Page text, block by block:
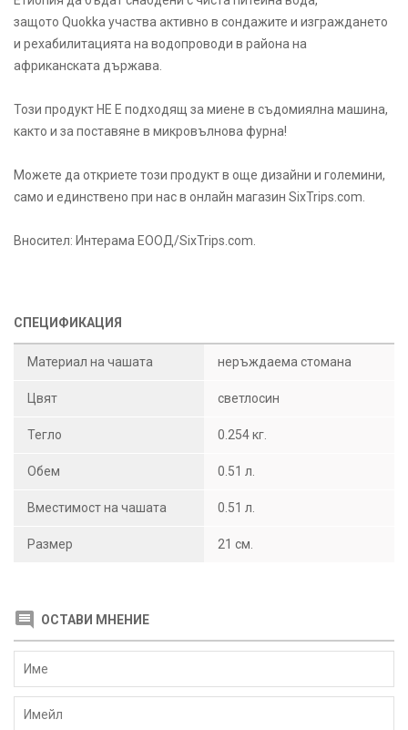
защото Quokka участва активно в сондажите и изграждането
и рехабилитацията на водопроводи в района на
африканската държава.
Този продукт НЕ Е подходящ за миене в съдомиялна машина,
както и за поставяне в микровълнова фурна!
Можете да откриете този продукт в още дизайни и големини,
само и единствено при нас в онлайн магазин SixTrips.com.
Вносител: Интерама ЕООД/SixTrips.com.
СПЕЦИФИКАЦИЯ
Материал на чашата неръждаема стомана
Цвят светлосин
Тегло 0.254 кг.
Обем 0.51 л.
Вместимост на чашата 0.51 л.
Размер 21 см.
ОСТАВИ МНЕНИЕ